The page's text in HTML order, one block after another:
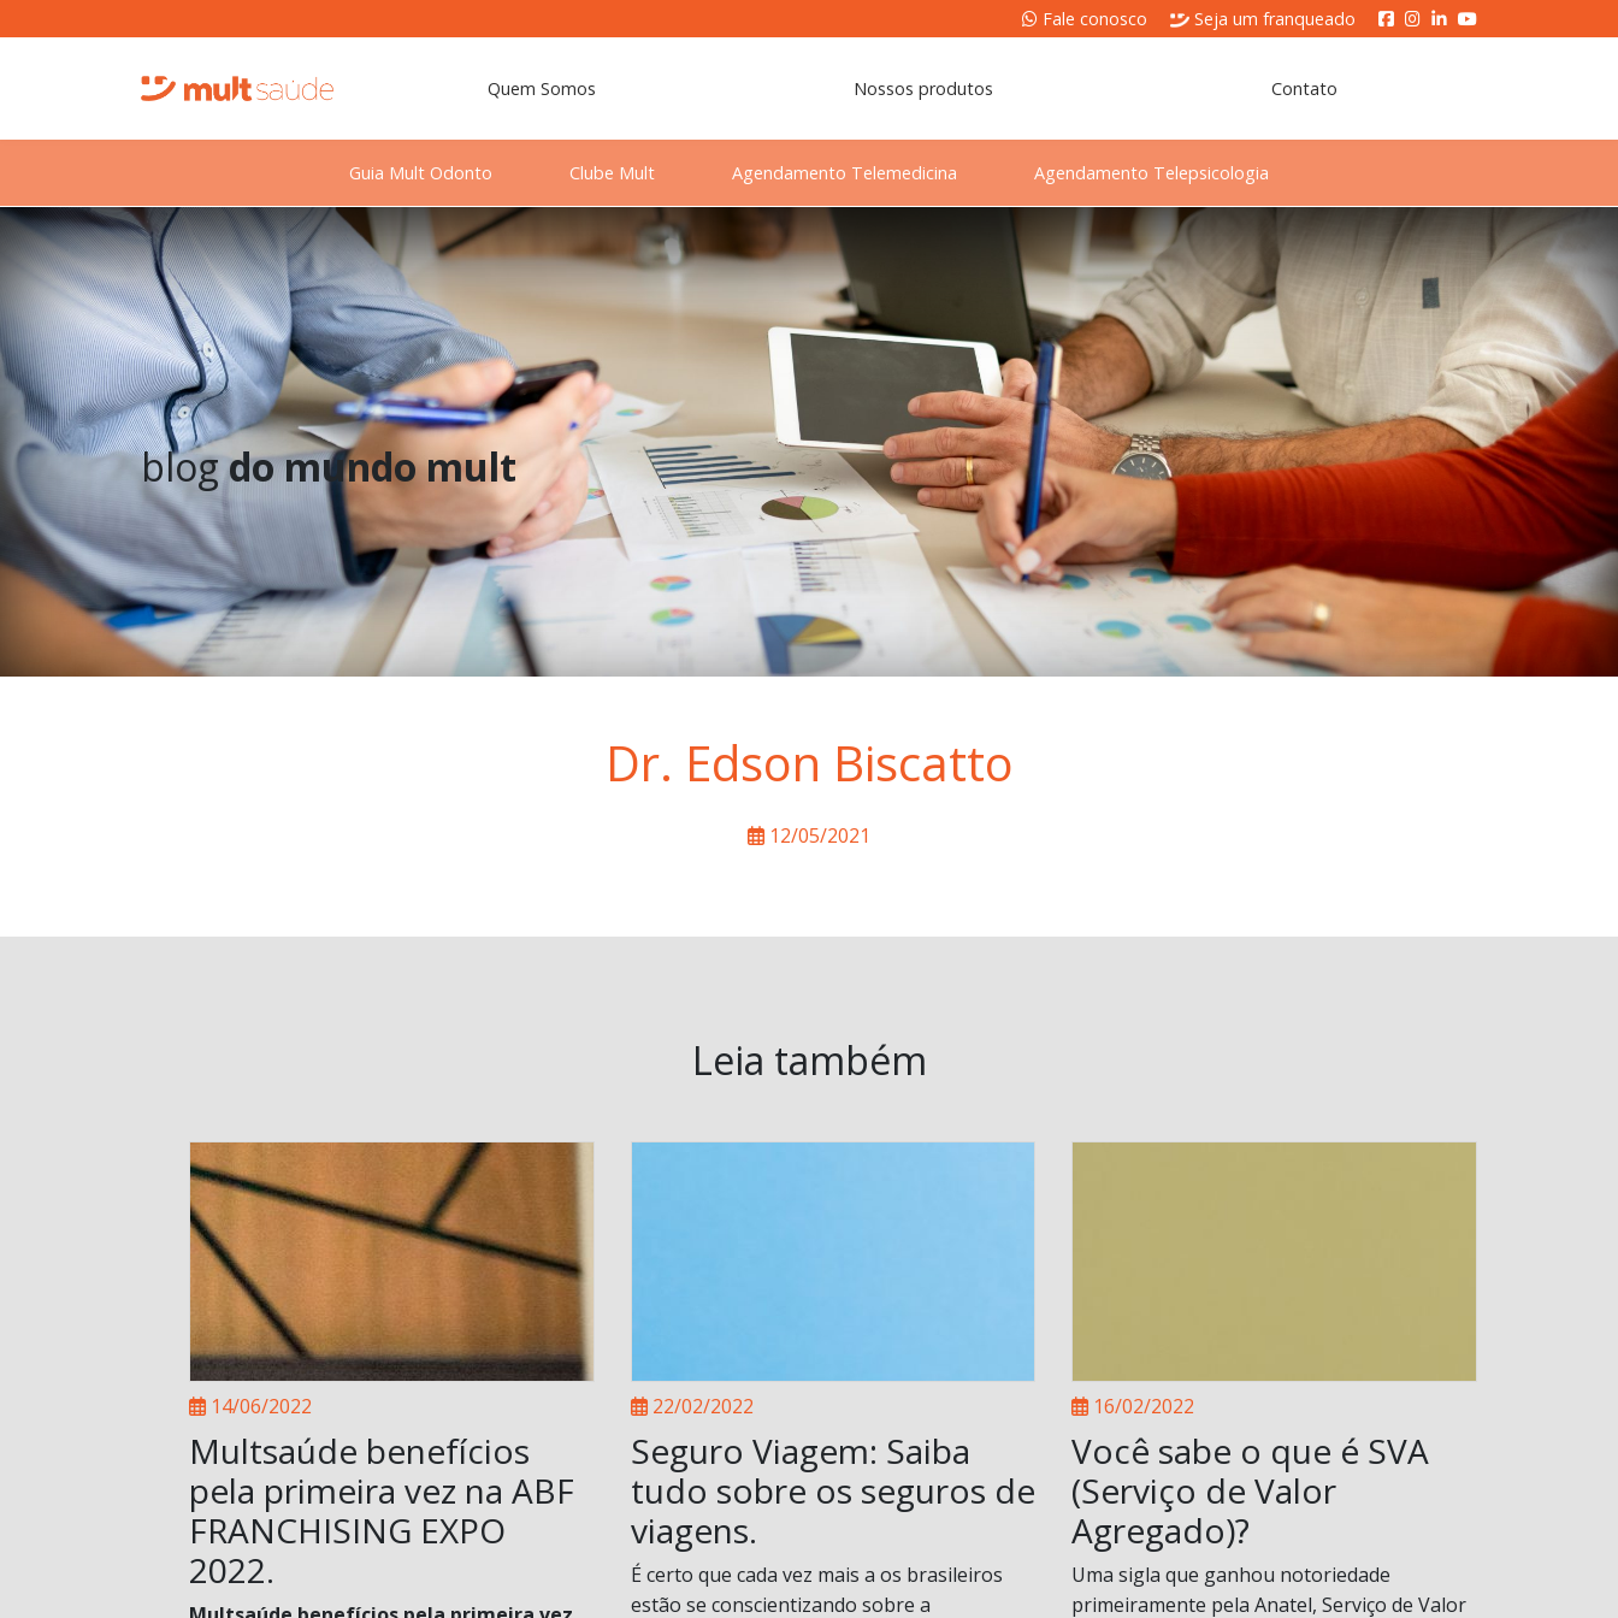
Fale conosco Seja um franqueado
Quem Somos Nossos produtos Contato
Guia Mult Odonto Clube Mult Agendamento Telemedicina Agendamento Telepsicologia
blogdo mundo mult
Dr. Edson Biscatto
12/05/2021
Leia também
14/06/2022
Multsaúde benefícios
pela primeira vez na ABF
FRANCHISING EXPO
2022.
22/02/2022
Seguro Viagem: Saiba
tudo sobre os seguros de
viagens.
É certo que cada vez mais a os brasileiros
estão se conscientizando sobre a
16/02/2022
Você sabe o que é SVA
(Serviço de Valor
Agregado)?
Uma sigla que ganhou notoriedade
primeiramente pela Anatel, Serviço de Valor